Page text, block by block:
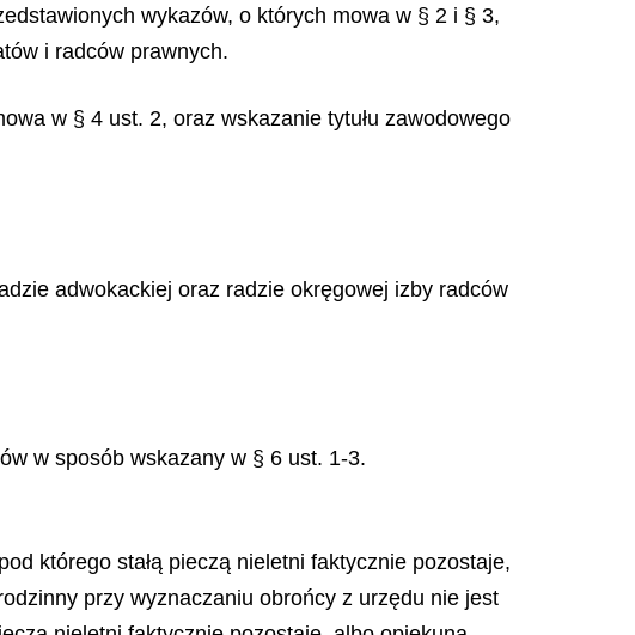
wykazów, o których mowa w § 2 i § 3,
i radców prawnych.
w § 4 ust. 2, oraz wskazanie tytułu zawodowego
adwokackiej oraz radzie okręgowej izby radców
w sposób wskazany w § 6 ust. 1-3.
którego stałą pieczą nieletni faktycznie pozostaje,
przy wyznaczaniu obrońcy z urzędu nie jest